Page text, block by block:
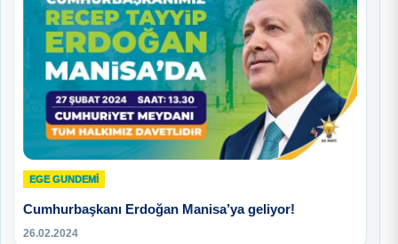
EGE GUNDEMİ
Cumhurbaşkanı Erdoğan Manisa’ya geliyor!
26.02.2024